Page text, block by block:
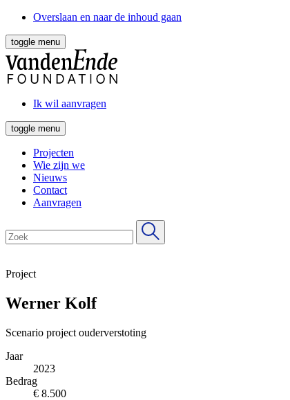
Overslaan en naar de inhoud gaan
toggle menu
Ik wil aanvragen
toggle menu
Projecten
Wie zijn we
Nieuws
Contact
Aanvragen
Project
Werner Kolf
Scenario project ouderverstoting
Jaar
2023
Bedrag
€ 8.500